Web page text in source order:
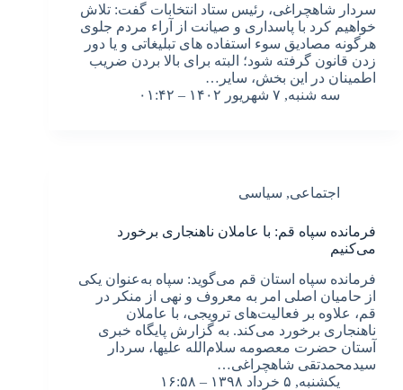
سردار شاهچراغی، رئیس ستاد انتخابات گفت: تلاش
خواهیم کرد با پاسداری و صیانت از آراء مردم جلوی
هرگونه مصادیق سوء استفاده های تبلیغاتی و یا دور
زدن قانون گرفته شود؛ البته برای بالا بردن ضریب
اطمینان در این بخش، سایر…
سه شنبه, ۷ شهریور ۱۴۰۲ – ۰۱:۴۲
اجتماعی, سیاسی
فرمانده سپاه قم: با عاملان ناهنجاری برخورد
می‌کنیم
فرمانده سپاه استان قم می‌گوید: سپاه به‌عنوان یکی
از حامیان اصلی امر به معروف و نهی از منکر در
قم، علاوه بر فعالیت‌های ترویجی، با عاملان
ناهنجاری برخورد می‌کند. به گزارش پایگاه خبری
آستان حضرت معصومه سلام‌الله علیها، سردار
سیدمحمدتقی شاهچراغی…
یکشنبه, ۵ خرداد ۱۳۹۸ – ۱۶:۵۸